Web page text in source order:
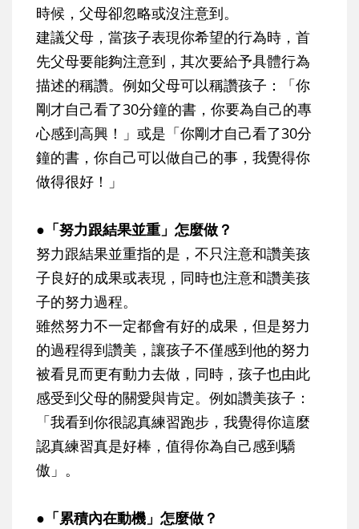
時候，父母卻忽略或沒注意到。
建議父母，當孩子表現你希望的行為時，首
先父母要能夠注意到，其次要給予具體行為
描述的稱讚。例如父母可以稱讚孩子：「你
剛才自己看了30分鐘的書，你要為自己的專
心感到高興！」或是「你剛才自己看了30分
鐘的書，你自己可以做自己的事，我覺得你
做得很好！」
●「努力跟結果並重」怎麼做？
努力跟結果並重指的是，不只注意和讚美孩
子良好的成果或表現，同時也注意和讚美孩
子的努力過程。
雖然努力不一定都會有好的成果，但是努力
的過程得到讚美，讓孩子不僅感到他的努力
被看見而更有動力去做，同時，孩子也由此
感受到父母的關愛與肯定。例如讚美孩子：
「我看到你很認真練習跑步，我覺得你這麼
認真練習真是好棒，值得你為自己感到驕
傲」。
●「累積內在動機」怎麼做？